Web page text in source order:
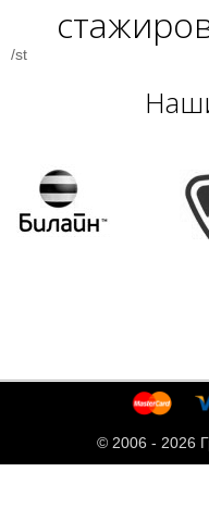
/st
© 2006 - 2026